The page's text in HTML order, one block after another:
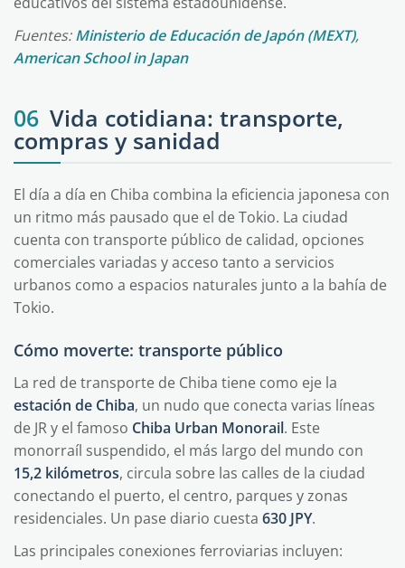
Fuentes:Ministerio de Educación de Japón (MEXT),
American School in Japan
06 Vida cotidiana: transporte,
compras y sanidad
El día a día en Chiba combina la eficiencia japonesa con
un ritmo más pausado que el de Tokio. La ciudad
cuenta con transporte público de calidad, opciones
comerciales variadas y acceso tanto a servicios
urbanos como a espacios naturales junto a la bahía de
Tokio.
Cómo moverte: transporte público
La red de transporte de Chiba tiene como eje la
estación de Chiba, un nudo que conecta varias líneas
de JR y el famoso Chiba Urban Monorail. Este
monorraíl suspendido, el más largo del mundo con
15,2 kilómetros, circula sobre las calles de la ciudad
conectando el puerto, el centro, parques y zonas
residenciales. Un pase diario cuesta 630 JPY.
Las principales conexiones ferroviarias incluyen: